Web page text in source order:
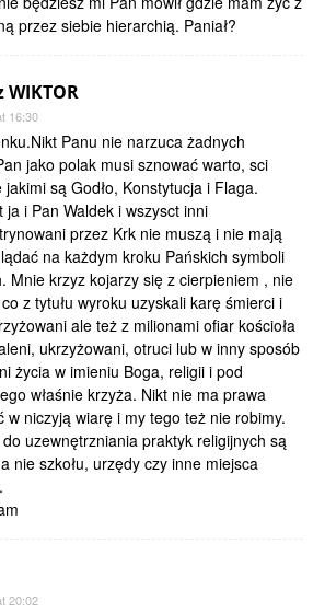
przez siebie hierarchią. Paniał?
WIKTOR
16:30
Panu nie narzuca żadnych
jako polak musi sznować warto, sci
jakimi są Godło, Konstytucja i Flaga.
ja i Pan Waldek i wszysct inni
przez Krk nie muszą i nie mają
na każdym kroku Pańskich symboli
Mnie krzyz kojarzy się z cierpieniem , nie
z tytułu wyroku uzyskali karę śmierci i
ale też z milionami ofiar kościoła
ukrzyżowani, otruci lub w inny sposób
życia w imieniu Boga, religii i pod
właśnie krzyża. Nikt nie ma prawa
w niczyją wiarę i my tego też nie robimy.
uzewnętrzniania praktyk religijnych są
nie szkołu, urzędy czy inne miejsca
20:02